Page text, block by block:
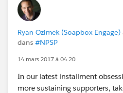
Ryan Ozimek (Soapbox Engage)
dans #NPSP
14 mars 2017 à 04:20
In our latest installment
more sustaining supporters,